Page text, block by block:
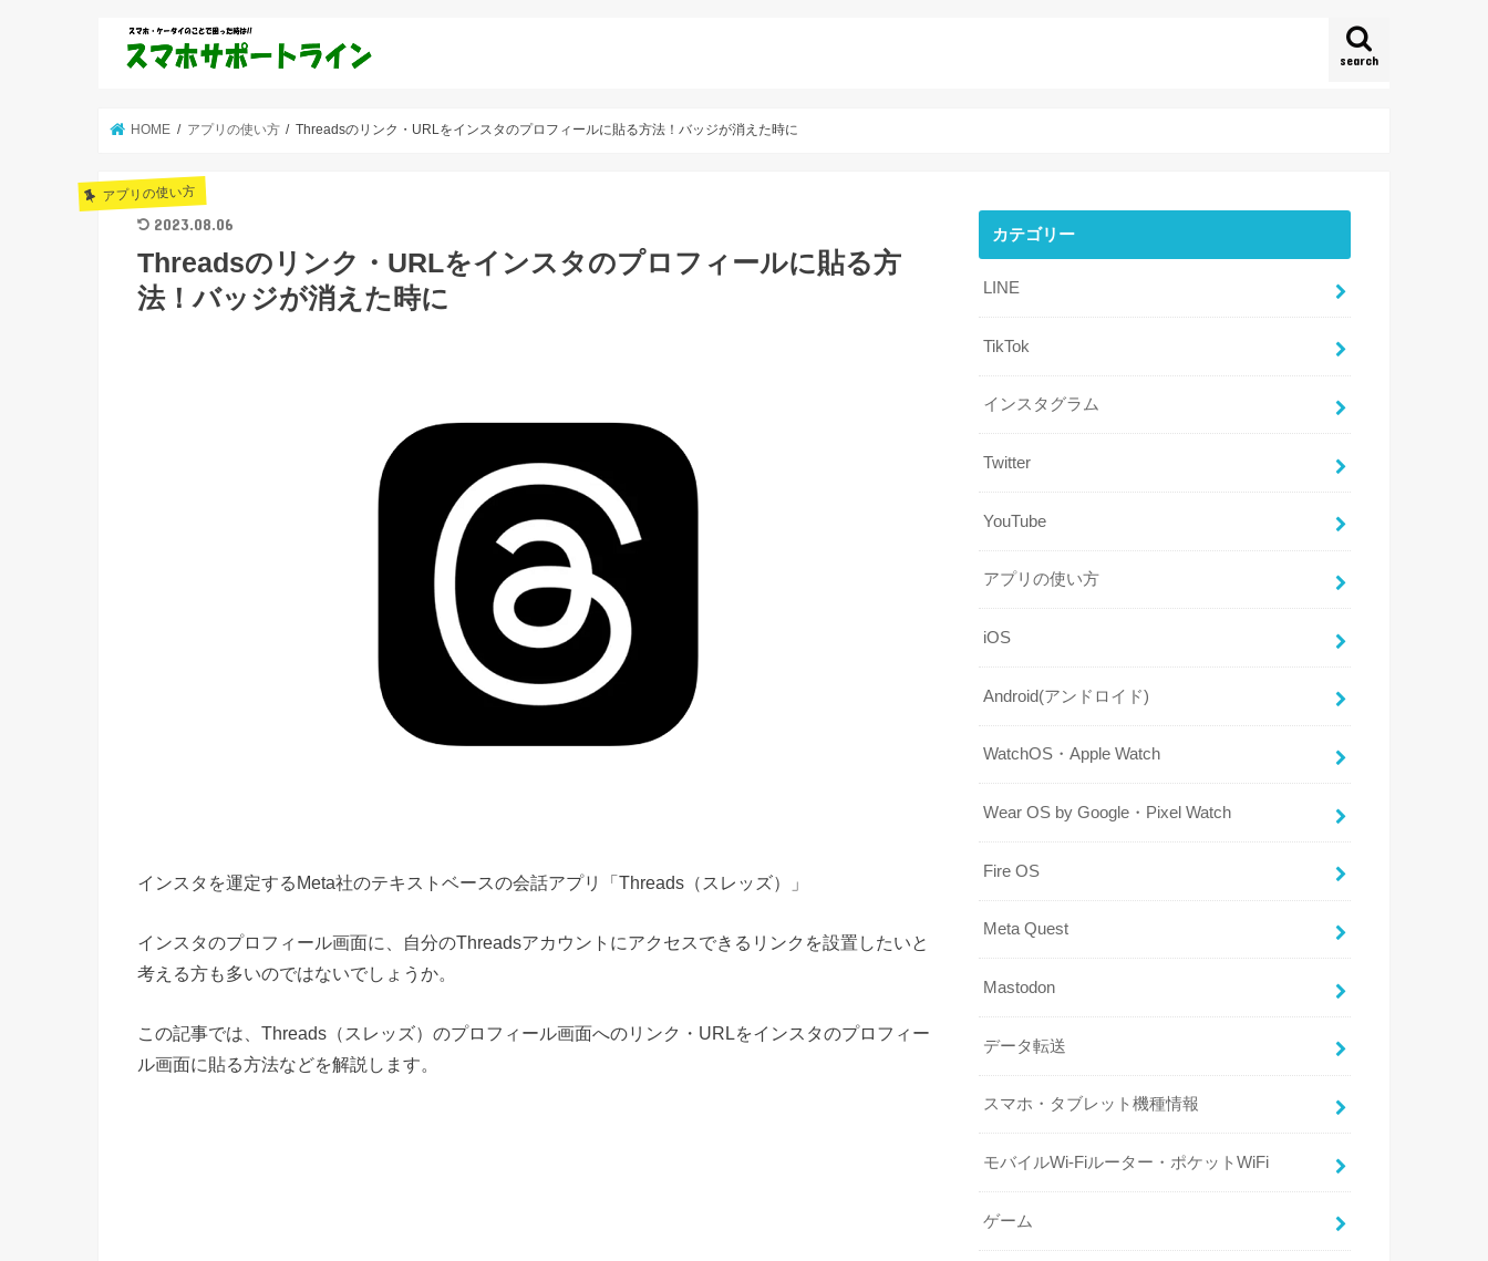
search
HOME アプリの使い方 Threadsのリンク・URLをインスタのプロフィールに貼る方法！バッジが消えた時に
アプリの使い方
2023.08.06
Threadsのリンク・URLをインスタのプロフィールに貼る方
法！バッジが消えた時に
インスタを運定するMeta社のテキストベースの会話アプリ「Threads（スレッズ）」
インスタのプロフィール画面に、自分のThreadsアカウントにアクセスできるリンクを設置したいと
考える方も多いのではないでしょうか。
この記事では、Threads（スレッズ）のプロフィール画面へのリンク・URLをインスタのプロフィー
ル画面に貼る方法などを解説します。
カテゴリー
LINE
TikTok
インスタグラム
Twitter
YouTube
アプリの使い方
iOS
Android(アンドロイド)
WatchOS・Apple Watch
Wear OS by Google・Pixel Watch
Fire OS
Meta Quest
Mastodon
データ転送
スマホ・タブレット機種情報
モバイルWi-Fiルーター・ポケットWiFi
ゲーム